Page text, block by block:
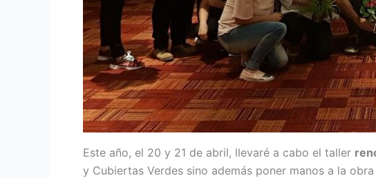
Este año, el 20 y 21 de abril, llevaré a cabo el taller
y Cubiertas Verdes sino además poner manos a la